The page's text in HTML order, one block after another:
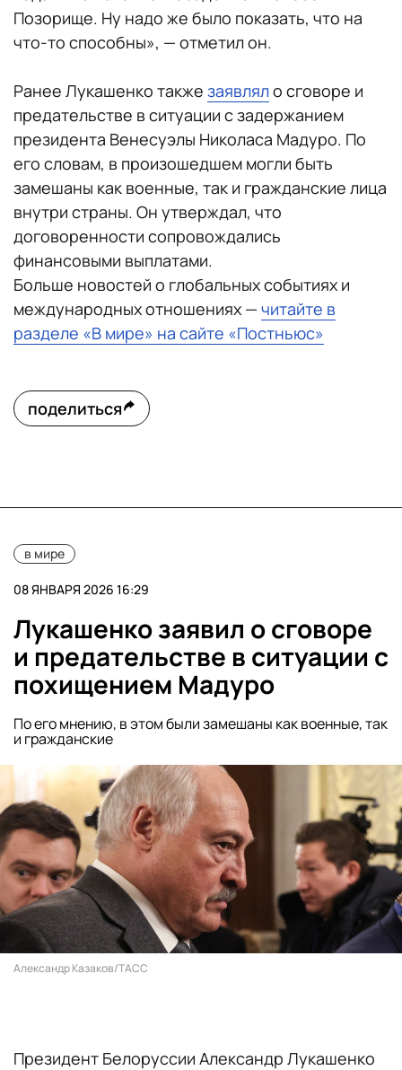
Позорище. Ну надо же было показать, что на
что-то способны», — отметил он.
Ранее Лукашенко также заявляло сговоре и
предательстве в ситуации с задержанием
президента Венесуэлы Николаса Мадуро. По
его словам, в произошедшем могли быть
замешаны как военные, так и гражданские лица
внутри страны. Он утверждал, что
договоренности сопровождались
финансовыми выплатами.
Больше новостей о глобальных событиях и
международных отношениях — читайте в
разделе «В мире» на сайте «Постньюс»
поделиться
в мире
08 ЯНВАРЯ 2026 16:29
Лукашенко заявил о сговоре
и предательстве в ситуации с
похищением Мадуро
По его мнению, в этом были замешаны как военные, так
и гражданские
Александр Казаков/ТАСС
Президент Белоруссии Александр Лукашенко